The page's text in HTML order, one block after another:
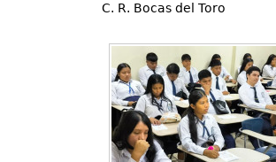
C. R. Bocas del Toro